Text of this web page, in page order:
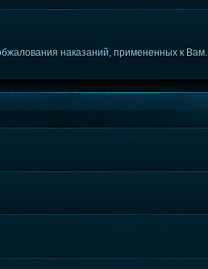
наказаний, примененных к Вам.